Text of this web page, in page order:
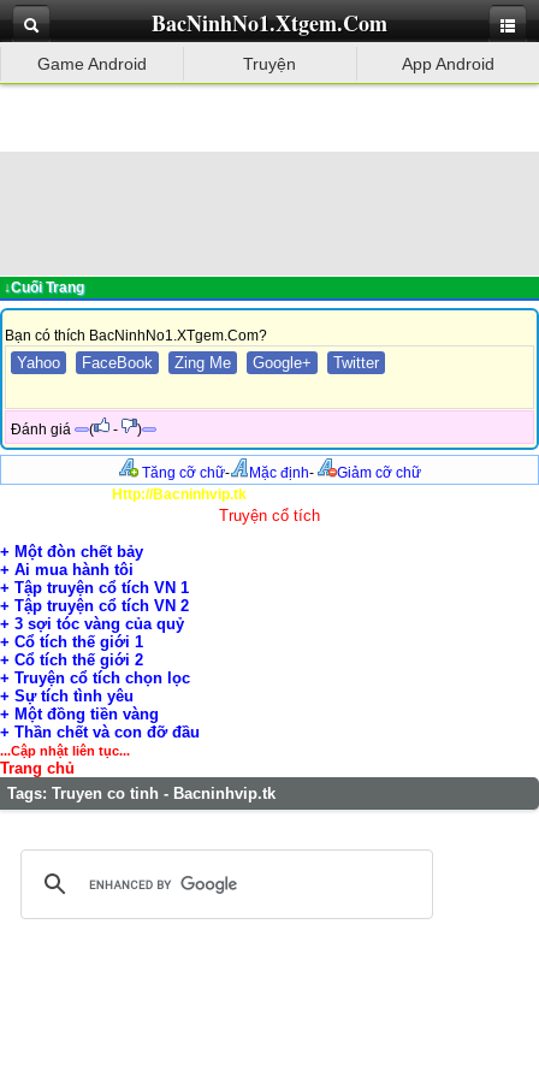
BacNinhNo1.Xtgem.Com
Game Android Truyện App Android
↓Cuối Trang
Bạn có thích BacNinhNo1.XTgem.Com?
Yahoo FaceBook Zing Me Google+ Twitter
Đánh giá ( - )
Tăng cỡ chữ- Mặc định-
Giảm cỡ chữ
Http://Bacninhvip.tk
Truyện cổ tích
+ Một đòn chết bảy
+ Ai mua hành tôi
+ Tập truyện cổ tích VN 1
+ Tập truyện cổ tích VN 2
+ 3 sợi tóc vàng của quỷ
+ Cổ tích thế giới 1
+ Cổ tích thế giới 2
+ Truyện cổ tích chọn lọc
+ Sự tích tình yêu
+ Một đồng tiền vàng
+ Thần chết và con đỡ đầu
...Cập nhật liên tục...
Trang chủ
Tags: Truyen co tinh - Bacninhvip.tk